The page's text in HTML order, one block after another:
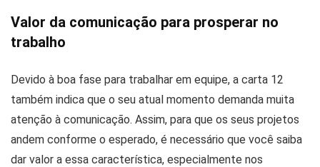
Valor da comunicação para prosperar no
trabalho
Devido à boa fase para trabalhar em equipe, a carta 12
também indica que o seu atual momento demanda muita
atenção à comunicação. Assim, para que os seus projetos
andem conforme o esperado, é necessário que você saiba
dar valor a essa característica, especialmente nos